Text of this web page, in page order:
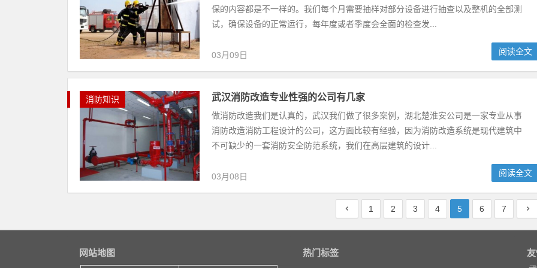
保的内容都是不一样的。我们每个月需要抽样对部分设备进行抽查以及整机的全部测
试，确保设备的正常运行，每年度或者季度会全面的检查发...
03月09日 阅读全文
消防知识 武汉消防改造专业性强的公司有几家
做消防改造我们是认真的，武汉我们做了很多案例，湖北楚淮安公司是一家专业从事
消防改造消防工程设计的公司，这方面比较有经验，因为消防改造系统是现代建筑中
不可缺少的一套消防安全防范系统，我们在高层建筑的设计...
03月08日 阅读全文
1 2 3 4 5 6 7
网站地图 热门标签